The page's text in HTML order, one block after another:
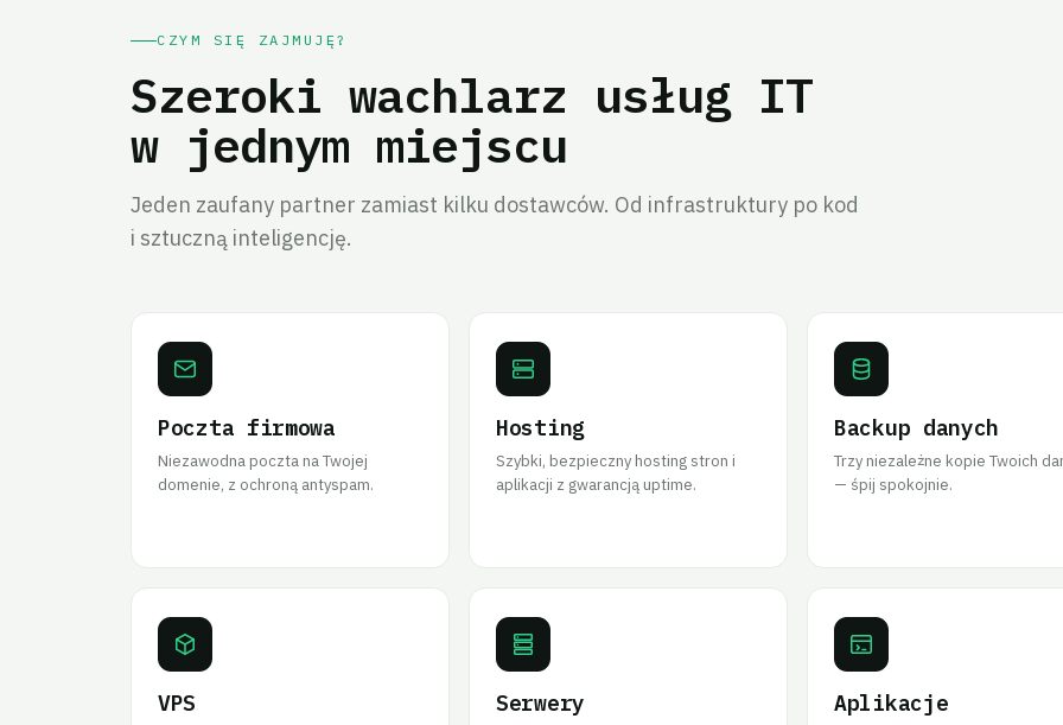
CZYM SIĘ ZAJMUJĘ?
Szeroki wachlarz usług IT
w jednym miejscu
Jeden zaufany partner zamiast kilku dostawców. Od infrastruktury po kod
i sztuczną inteligencję.
Poczta firmowa
Niezawodna poczta na Twojej
domenie, z ochroną antyspam.
Hosting
Szybki, bezpieczny hosting stron i
aplikacji z gwarancją uptime.
Backup danych
Trzy niezależne kopie Twoich
— śpij spokojnie.
VPS Serwery Aplikacje